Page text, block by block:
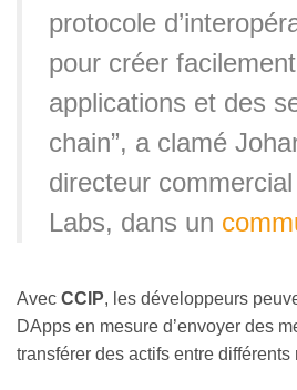
protocole
pour créer
applications et des
chain”, a clamé
directeur
Labs, dans un
Avec CCIP, les développeurs
DApps en mesure d’envoyer des
transférer des actifs entre différents